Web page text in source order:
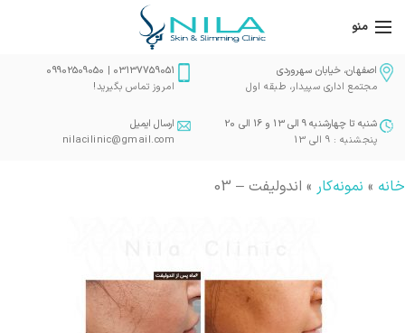
منو
اصفهان، خیابان سهروردی
مجتمع اداری سپیدار، طبقه اول
03137759051 | 09902509050
امروز تماس بگیرید!
شنبه تا چهارشنبه 9 الی 13 و 16 الی 20
پنجشنبه : 9 الی 13
ارسال ایمیل
nilacilinic@gmail.com
خانه » نمونه‌کار » اندولیفت – 03